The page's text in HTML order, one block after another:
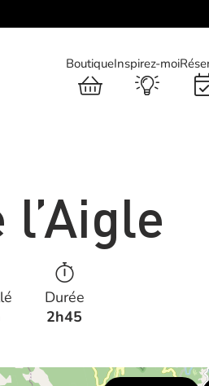
BoutiqueInspirez-moi
Durée
2h45